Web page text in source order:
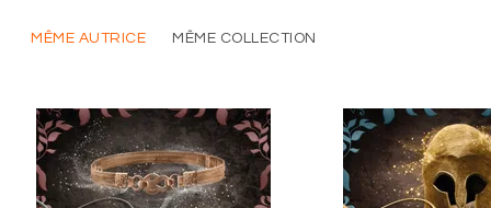
MÊME AUTRICE MÊME COLLECTION